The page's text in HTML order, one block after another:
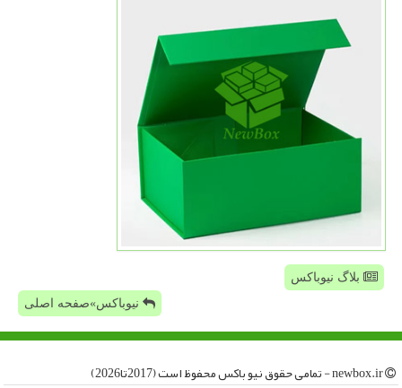
بلاگ نیوباکس
نیوباکس»صفحه اصلی